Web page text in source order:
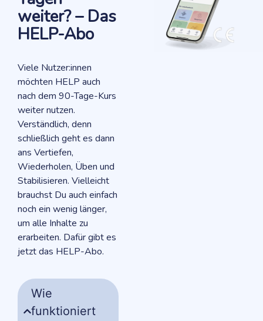
weiter? – Das
HELP-Abo
Viele Nutzer:innen
möchten HELP auch
nach dem 90-Tage-Kurs
weiter nutzen.
Verständlich, denn
schließlich geht es dann
ans Vertiefen,
Wiederholen, Üben und
Stabilisieren. Vielleicht
brauchst Du auch einfach
noch ein wenig länger,
um alle Inhalte zu
erarbeiten. Dafür gibt es
jetzt das HELP-Abo.
Wie
funktioniert